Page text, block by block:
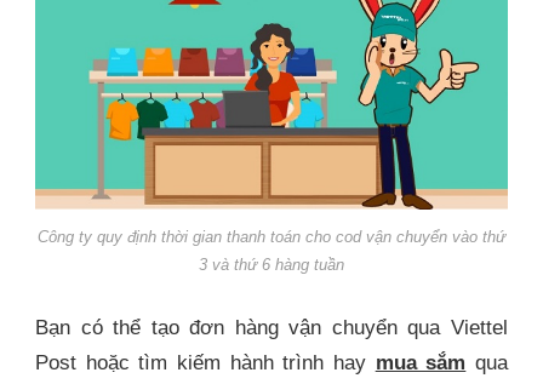
Công ty quy định thời gian thanh toán cho cod vận chuyển vào thứ
3 và thứ 6 hàng tuần
Bạn có thể tạo đơn hàng vận chuyển qua Viettel
Post hoặc tìm kiếm hành trình hay mua sắm qua